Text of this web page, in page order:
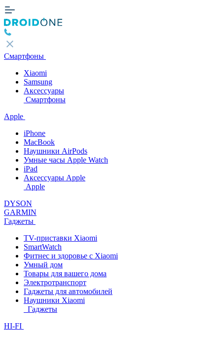
Смартфоны
Xiaomi
Samsung
Аксессуары
Смартфоны
Apple
iPhone
MacBook
Наушники AirPods
Умные часы Apple Watch
iPad
Аксессуары Apple
Apple
DYSON
GARMIN
Гаджеты
TV-приставки Xiaomi
SmartWatch
Фитнес и здоровье с Xiaomi
Умный дом
Товары для вашего дома
Электротранспорт
Гаджеты для автомобилей
Наушники Xiaomi
Гаджеты
HI-FI